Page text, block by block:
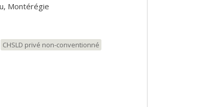
Montérégie
CHSLD privé non-conventionné